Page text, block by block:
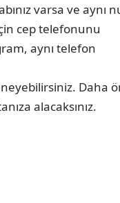
varsa ve aynı
cep telefonunu
aynı telefon
Daha
alacaksınız.